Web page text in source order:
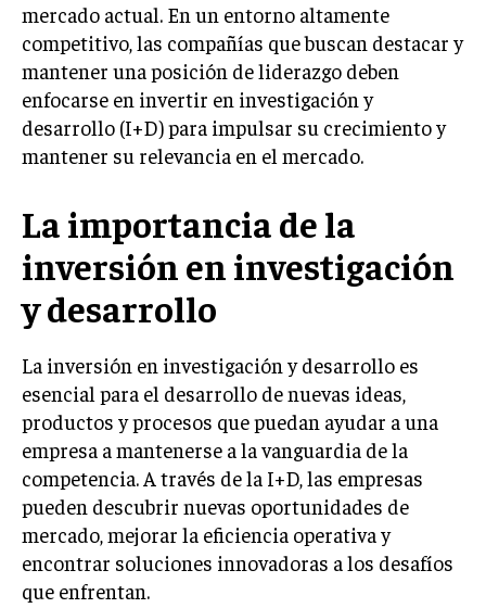
LIFESTYLE
MARKETING
ESTRATEGIAS DE MARKETING
AGENCIAS DE MARKETING
VENTA DE ENLACES
MARKETING DIGITAL
PUBLICIDAD
GESTIÓN DE PRODUCTOS
COMUNICACIÓN CORPORATIVA
GESTIÓN DE MARCA
INVESTIGACIÓN DE MERCADO
ANÁLISIS DE COMPETENCIA
GESTIÓN DE CLIENTES
mercado actual. En un entorno altamente
competitivo, las compañías que buscan destacar y
mantener una posición de liderazgo deben
enfocarse en invertir en investigación y
desarrollo (I+D) para impulsar su crecimiento y
mantener su relevancia en el mercado.
La importancia de la
inversión en investigación
y desarrollo
La inversión en investigación y desarrollo es
esencial para el desarrollo de nuevas ideas,
productos y procesos que puedan ayudar a una
empresa a mantenerse a la vanguardia de la
competencia. A través de la I+D, las empresas
pueden descubrir nuevas oportunidades de
mercado, mejorar la eficiencia operativa y
encontrar soluciones innovadoras a los desafíos
que enfrentan.